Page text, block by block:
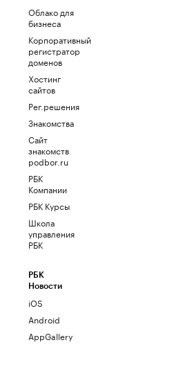
Облако для
бизнеса
Корпоративный
регистратор
доменов
Хостинг
сайтов
Рег.решения
Знакомства
Сайт
знакомств
podbor.ru
РБК
Компании
РБК Курсы
Школа
управления
РБК
РБК
Новости
iOS
Android
AppGallery